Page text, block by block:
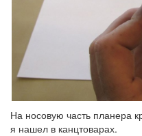
На носовую часть планера
я нашел в канцтоварах.